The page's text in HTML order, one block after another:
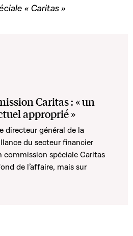
« Caritas »
Caritas : « un
approprié »
directeur général de la
du secteur financier
commission spéciale Caritas
de l’affaire, mais sur